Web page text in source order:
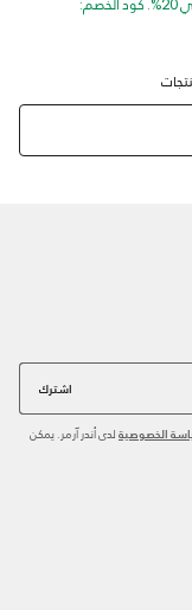
اشترك
الخصوصية لدى أندر آرمر. يمكن